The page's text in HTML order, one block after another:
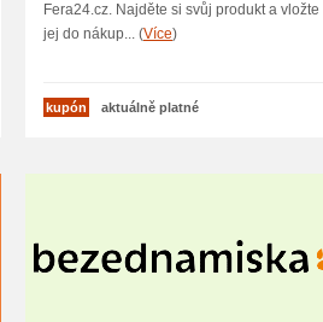
Fera24.cz. Najděte si svůj produkt a vložte
jej do nákup... (Více)
kupón aktuálně platné